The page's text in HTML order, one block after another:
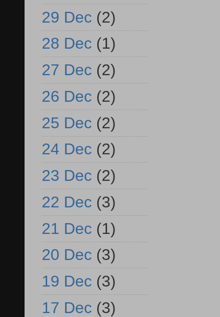
29 Dec (2)
28 Dec (1)
27 Dec (2)
26 Dec (2)
25 Dec (2)
24 Dec (2)
23 Dec (2)
22 Dec (3)
21 Dec (1)
20 Dec (3)
19 Dec (3)
17 Dec (3)